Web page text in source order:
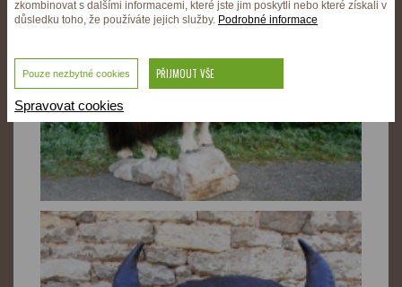
zkombinovat s dalšími informacemi, které jste jim poskytli nebo které získali v
důsledku toho, že používáte jejich služby. Podrobné informace
Pouze nezbytné cookies PŘIJMOUT VŠE
Spravovat cookies